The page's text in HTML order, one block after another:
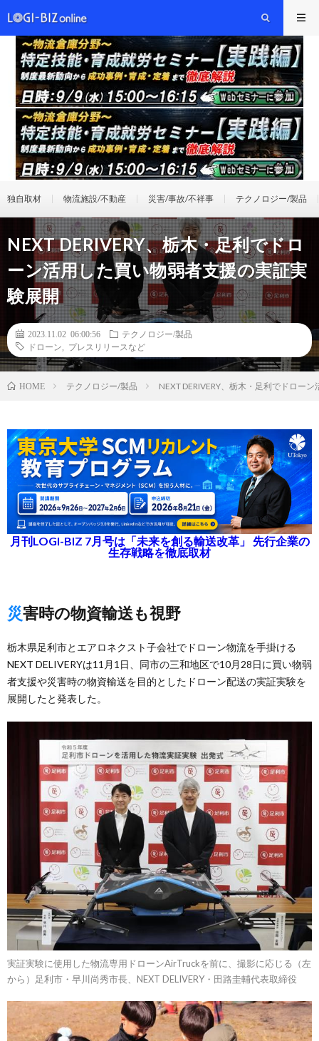
独自取材 物流施設/不動産 災害/事故/不祥事 テクノロジー/製品
NEXT DERIVERY、栃木・足利でドロ
ーン活用した買い物弱者支援の実証実
験展開
2023.11.02 06:00:56
テクノロジー/製品
ドローン
プレスリリースなど
HOME テクノロジー/製品 NEXT DERIVERY、栃木・足利でドロー
月刊LOGI-BIZ 7月号は「未来を創る輸送改革」 先行企業の
生存戦略を徹底取材
災害時の物資輸送も視野
栃木県足利市とエアロネクスト子会社でドローン物流を手掛ける
NEXT DELIVERYは11月1日、同市の三和地区で10月28日に買い物弱
者支援や災害時の物資輸送を目的としたドローン配送の実証実験を
展開したと発表した。
実証実験に使用した物流専用ドローンAirTruckを前に、撮影に応じる（左
から）足利市・早川尚秀市長、NEXT DELIVERY・田路圭輔代表取締役